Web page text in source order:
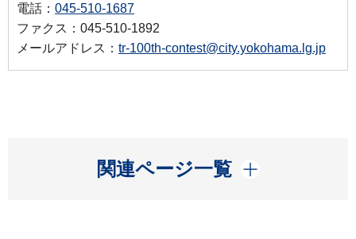
電話： 045-510-1687
ファクス：045-510-1892
メールアドレス： tr-100th-contest@city.yokohama.lg.jp
関連ページ一覧
開く